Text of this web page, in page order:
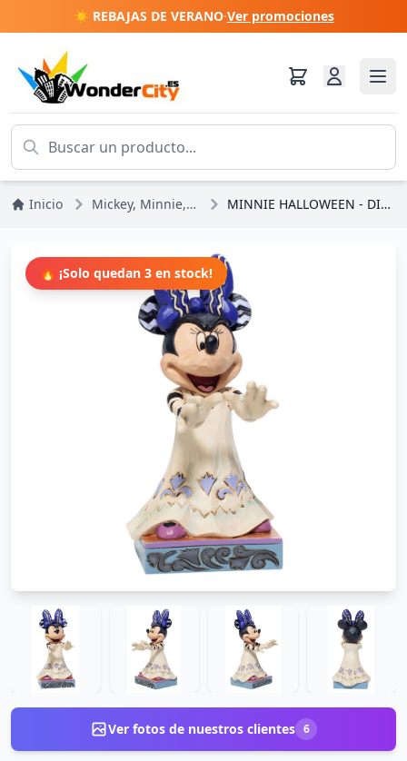
☀️ REBAJAS DE VERANO·Ver promociones
Inicio Mickey, Minnie, Pluto, Goofy MINNIE HALLOWEEN - DISNEY TRADITIONS
🔥 ¡Solo quedan 3 en stock!
Ver fotos de nuestros clientes 6